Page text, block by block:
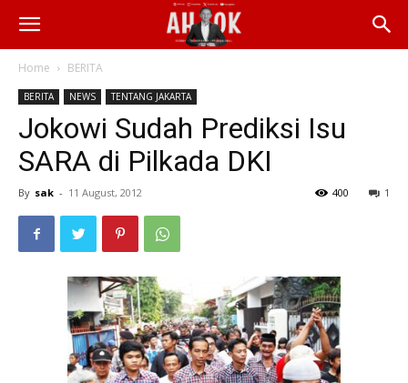
Home BERITA
BERITA NEWS TENTANG JAKARTA
Jokowi Sudah Prediksi Isu
SARA di Pilkada DKI
By sak - 11 August, 2012 1
400